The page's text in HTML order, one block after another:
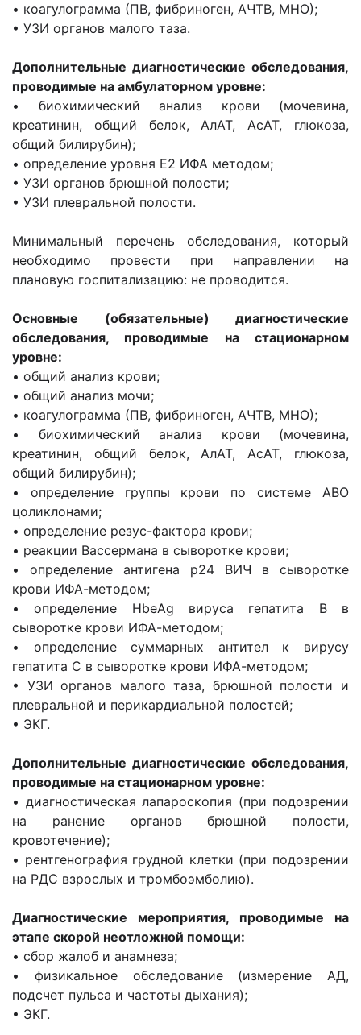
• коагулограмма (ПВ, фибриноген, АЧТВ, МНО);
• УЗИ органов малого таза.
Дополнительные диагностические обследования,
проводимые на амбулаторном уровне:
• биохимический анализ крови (мочевина,
креатинин, общий белок, АлАТ, АсАТ, глюкоза,
общий билирубин);
• определение уровня Е2 ИФА методом;
• УЗИ органов брюшной полости;
• УЗИ плевральной полости.
Минимальный перечень обследования, который
необходимо провести при направлении на
плановую госпитализацию: не проводится.
Основные (обязательные) диагностические
обследования, проводимые на стационарном
уровне:
• общий анализ крови;
• общий анализ мочи;
• коагулограмма (ПВ, фибриноген, АЧТВ, МНО);
• биохимический анализ крови (мочевина,
креатинин, общий белок, АлАТ, АсАТ, глюкоза,
общий билирубин);
• определение группы крови по системе ABO
цоликлонами;
• определение резус-фактора крови;
• реакции Вассермана в сыворотке крови;
• определение антигена p24 ВИЧ в сыворотке
крови ИФА-методом;
• определение HbeAg вируса гепатита В в
сыворотке крови ИФА-методом;
• определение суммарных антител к вирусу
гепатита C в сыворотке крови ИФА-методом;
• УЗИ органов малого таза, брюшной полости и
плевральной и перикардиальной полостей;
• ЭКГ.
Дополнительные диагностические обследования,
проводимые на стационарном уровне:
• диагностическая лапароскопия (при подозрении
на ранение органов брюшной полости,
кровотечение);
• рентгенография грудной клетки (при подозрении
на РДС взрослых и тромбоэмболию).
Диагностические мероприятия, проводимые на
этапе скорой неотложной помощи:
• сбор жалоб и анамнеза;
• физикальное обследование (измерение АД,
подсчет пульса и частоты дыхания);
• ЭКГ.